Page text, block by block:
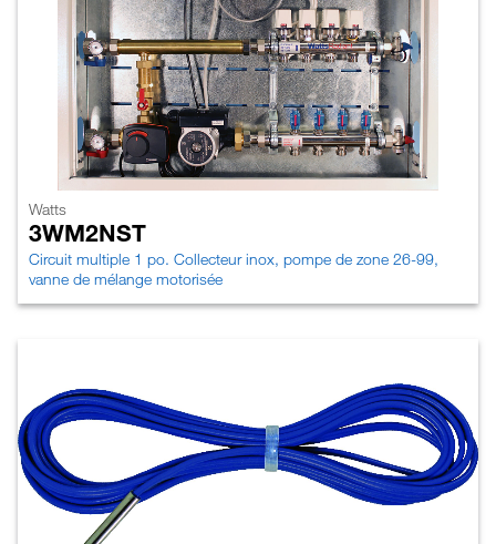
Watts
3WM2NST
Circuit multiple 1 po. Collecteur inox, pompe de zone 26-99,
vanne de mélange motorisée